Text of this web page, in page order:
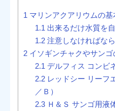
1 マリンアクアリウムの基
1.1 出来るだけ水質を
1.2注意しなければな
2 イソギンチャクやサン
2.1 デルフィス コンビ
2.2レッドシー リーフ
／Ｂ）
2.3Ｈ＆Ｓ サンゴ用液